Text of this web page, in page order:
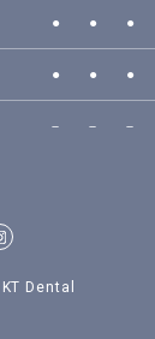
● ● ●
● ● ●
－ － －
Dental